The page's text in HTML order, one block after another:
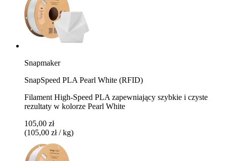
Snapmaker
SnapSpeed PLA Pearl White (RFID)
Filament High-Speed PLA zapewniający szybkie i czyste
rezultaty w kolorze Pearl White
105,00 zł
(105,00 zł / kg)